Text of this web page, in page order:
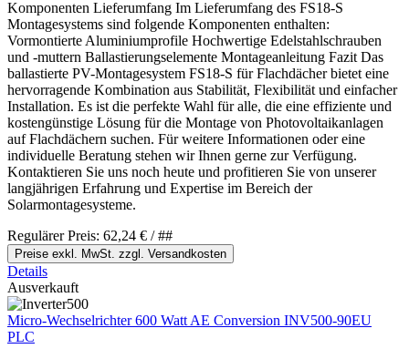
Komponenten Lieferumfang Im Lieferumfang des FS18-S
Montagesystems sind folgende Komponenten enthalten:
Vormontierte Aluminiumprofile Hochwertige Edelstahlschrauben
und -muttern Ballastierungselemente Montageanleitung Fazit Das
ballastierte PV-Montagesystem FS18-S für Flachdächer bietet eine
hervorragende Kombination aus Stabilität, Flexibilität und einfacher
Installation. Es ist die perfekte Wahl für alle, die eine effiziente und
kostengünstige Lösung für die Montage von Photovoltaikanlagen
auf Flachdächern suchen. Für weitere Informationen oder eine
individuelle Beratung stehen wir Ihnen gerne zur Verfügung.
Kontaktieren Sie uns noch heute und profitieren Sie von unserer
langjährigen Erfahrung und Expertise im Bereich der
Solarmontagesysteme.
Regulärer Preis: 62,24 € / ##
Preise exkl. MwSt. zzgl. Versandkosten
Details
Ausverkauft
Micro-Wechselrichter 600 Watt AE Conversion INV500-90EU
PLC